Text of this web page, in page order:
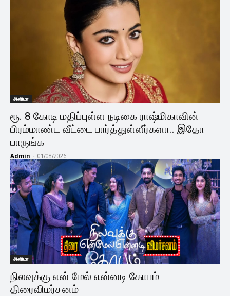
சினிமா
ரூ. 8 கோடி மதிப்புள்ள நடிகை ராஷ்மிகாவின்
பிரம்மாண்ட வீட்டை பார்த்துள்ளீர்களா.. இதோ
பாருங்க
Admin - 01/08/2026
சினிமா
நிலவுக்கு என் மேல் என்னடி கோபம்
திரைவிமர்சனம்